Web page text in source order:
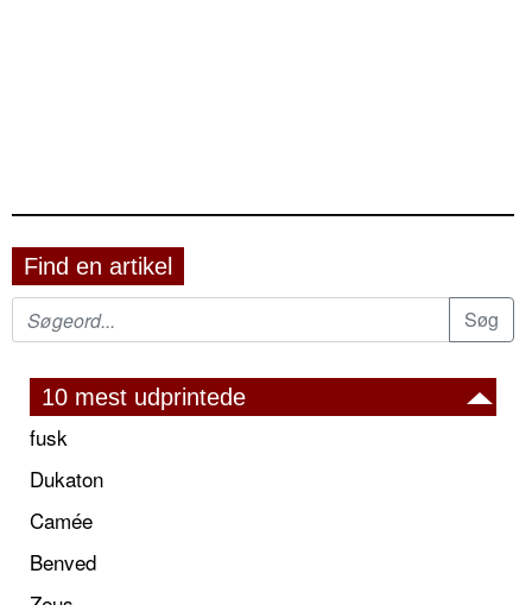
Find en artikel
10 mest udprintede
fusk
Dukaton
Camée
Benved